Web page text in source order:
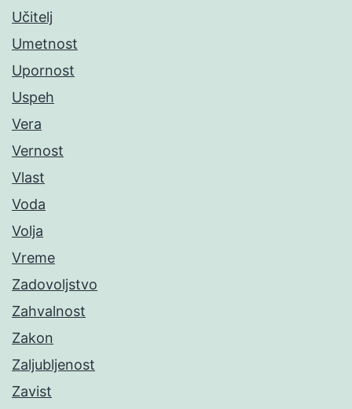
Učitelj
Umetnost
Upornost
Uspeh
Vera
Vernost
Vlast
Voda
Volja
Vreme
Zadovoljstvo
Zahvalnost
Zakon
Zaljubljenost
Zavist